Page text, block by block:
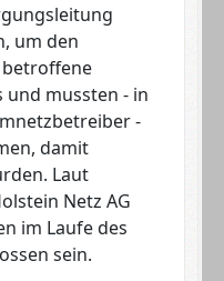
um den
und mussten - in
-
damit
Laut
Netz AG
im Laufe des
sein.